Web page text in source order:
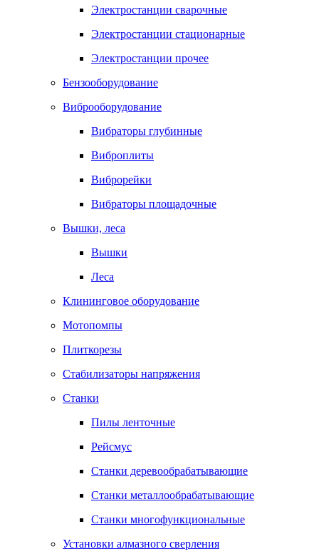
Электростанции сварочные
Электростанции стационарные
Электростанции прочее
Бензооборудование
Виброоборудование
Вибраторы глубинные
Виброплиты
Виброрейки
Вибраторы площадочные
Вышки, леса
Вышки
Леса
Клининговое оборудование
Мотопомпы
Плиткорезы
Стабилизаторы напряжения
Станки
Пилы ленточные
Рейсмус
Станки деревообрабатывающие
Станки металлообрабатывающие
Станки многофункциональные
Установки алмазного сверления